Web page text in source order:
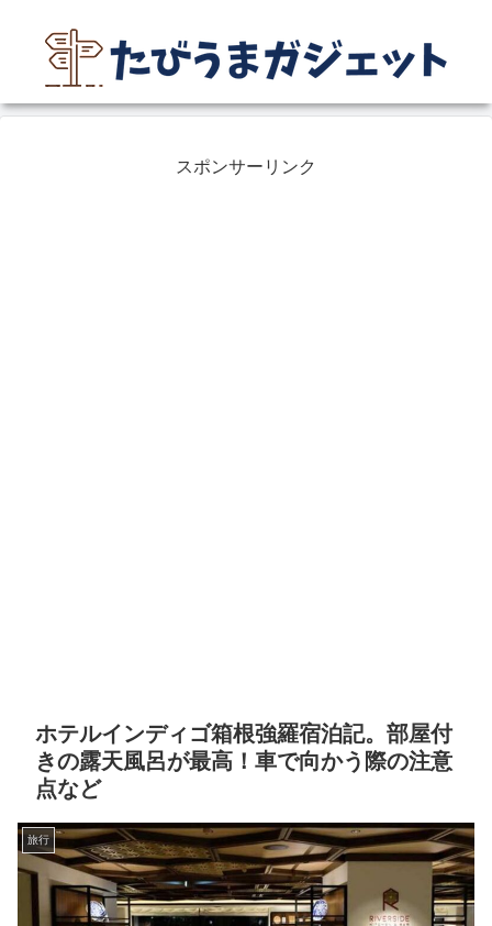
スポンサーリンク
ホテルインディゴ箱根強羅宿泊記。部屋付
きの露天風呂が最高！車で向かう際の注意
点など
旅行